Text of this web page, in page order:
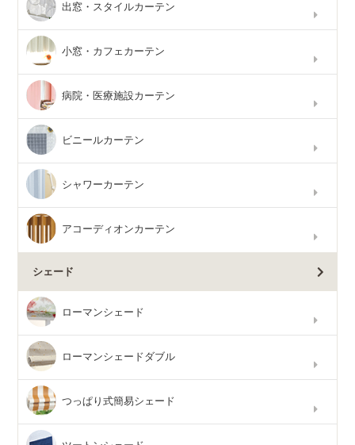
出窓・スタイルカーテン
小窓・カフェカーテン
病院・医療施設カーテン
ビニールカーテン
シャワーカーテン
アコーディオンカーテン
シェード
ローマンシェード
ローマンシェードダブル
つっぱり式簡易シェード